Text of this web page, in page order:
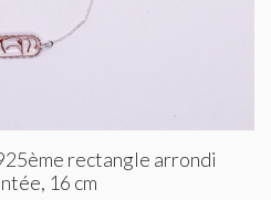
rectangle arrondi
16 cm